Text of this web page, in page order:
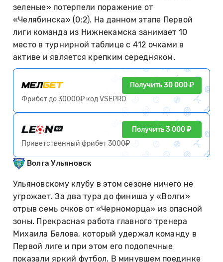
зеленые» потерпели поражение от
«Челябинска» (0:2). На данном этапе Первой
лиги команда из Нижнекамска занимает 10
место в турнирной таблице с 412 очками в
активе и является крепким середняком.
Получить 30 000 ₽
Фрибет до 30000₽ код VSEPRO
Получить 3 000 ₽
Приветственный фрибет 3000₽
Волга Ульяновск
Ульяновскому клубу в этом сезоне ничего не
угрожает. За два тура до финиша у «Волги»
отрыв семь очков от «Черноморца» из опасной
зоны. Прекрасная работа главного тренера
Михаила Белова, который удержал команду в
Первой лиге и при этом его подопечные
показали яркий футбол. В минувшем поединке